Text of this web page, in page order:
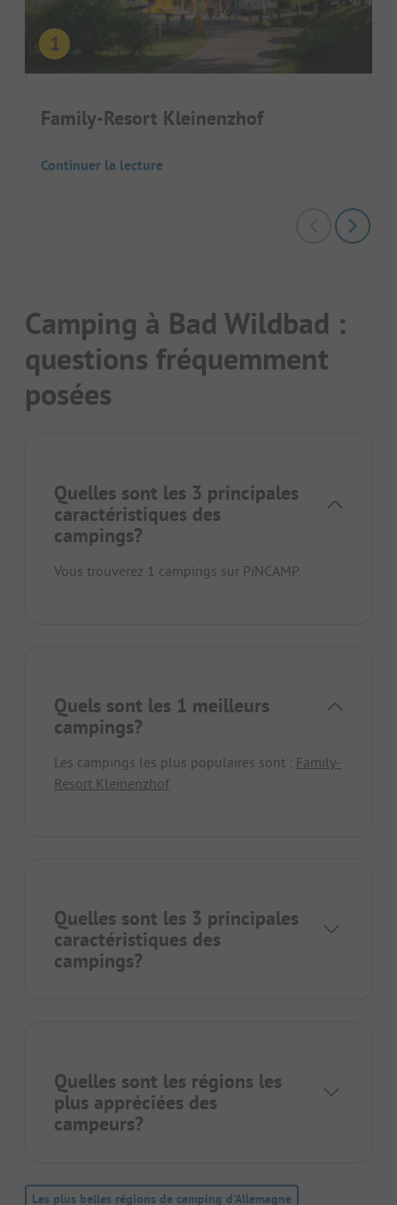
Family-Resort Kleinenzhof
Continuer la lecture
Camping à Bad Wildbad :
questions fréquemment
posées
Quelles sont les 3 principales
caractéristiques des
campings?
Vous trouverez 1 campings sur PiNCAMP.
Quels sont les 1 meilleurs
campings?
Les campings les plus populaires sont : Family-
Resort Kleinenzhof
Quelles sont les 3 principales
caractéristiques des
campings?
Quelles sont les régions les
plus appréciées des
campeurs?
Les plus belles régions de camping d'Allemagne